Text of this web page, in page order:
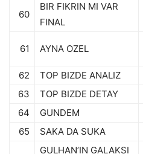
60
BIR FIKRIN MI VAR
FINAL
61 AYNA OZEL
62 TOP BIZDE ANALIZ
63
TOP BIZDE DETAY
64
GUNDEM
65
SAKA DA SUKA
GULHAN’IN GALAKSI